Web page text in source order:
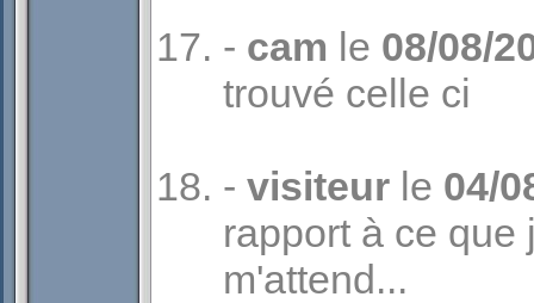
- cam le 08/08/
trouvé celle ci
- visiteur le 04/
rapport à ce que
m'attend...